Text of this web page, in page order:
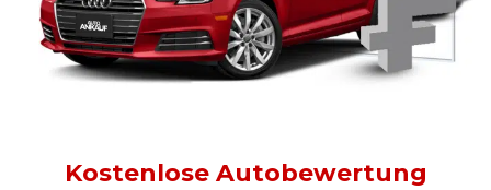
Kostenlose Autobewertung